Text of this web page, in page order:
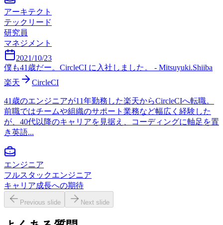
アーキテクト
テックリード
研究員
マネジメント
2021/10/23
僕も41歳だー。CircleCI に入社しました。 - Mitsuyuki.Shiiba
楽天
CircleCI
41歳のエンジニアが11年勤務した楽天からCircleCIへ転職。
前職ではチームや組織のサポート業務など幅広く経験した
が、40代以降のキャリアを見据え、コーディングに軸足を置
き英語...
エンジニア
フルスタックエンジニア
キャリア成長への期待
Previous slide Next slide